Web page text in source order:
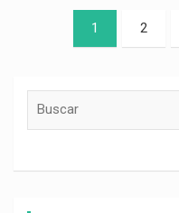
Paginación
1 2